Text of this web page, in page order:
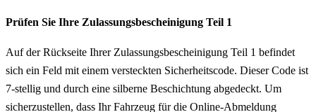
Prüfen Sie Ihre Zulassungsbescheinigung Teil 1
Auf der Rückseite Ihrer Zulassungsbescheinigung Teil 1 befindet
sich ein Feld mit einem versteckten Sicherheitscode. Dieser Code ist
7-stellig und durch eine silberne Beschichtung abgedeckt. Um
sicherzustellen, dass Ihr Fahrzeug für die Online-Abmeldung